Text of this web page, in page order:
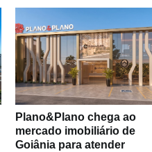
Plano&Plano chega ao
mercado imobiliário de
Goiânia para atender